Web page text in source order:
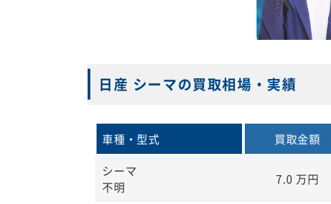
日産 シーマの買取相場・実績
車種・型式 買取金額
シーマ
不明
7.0 万円